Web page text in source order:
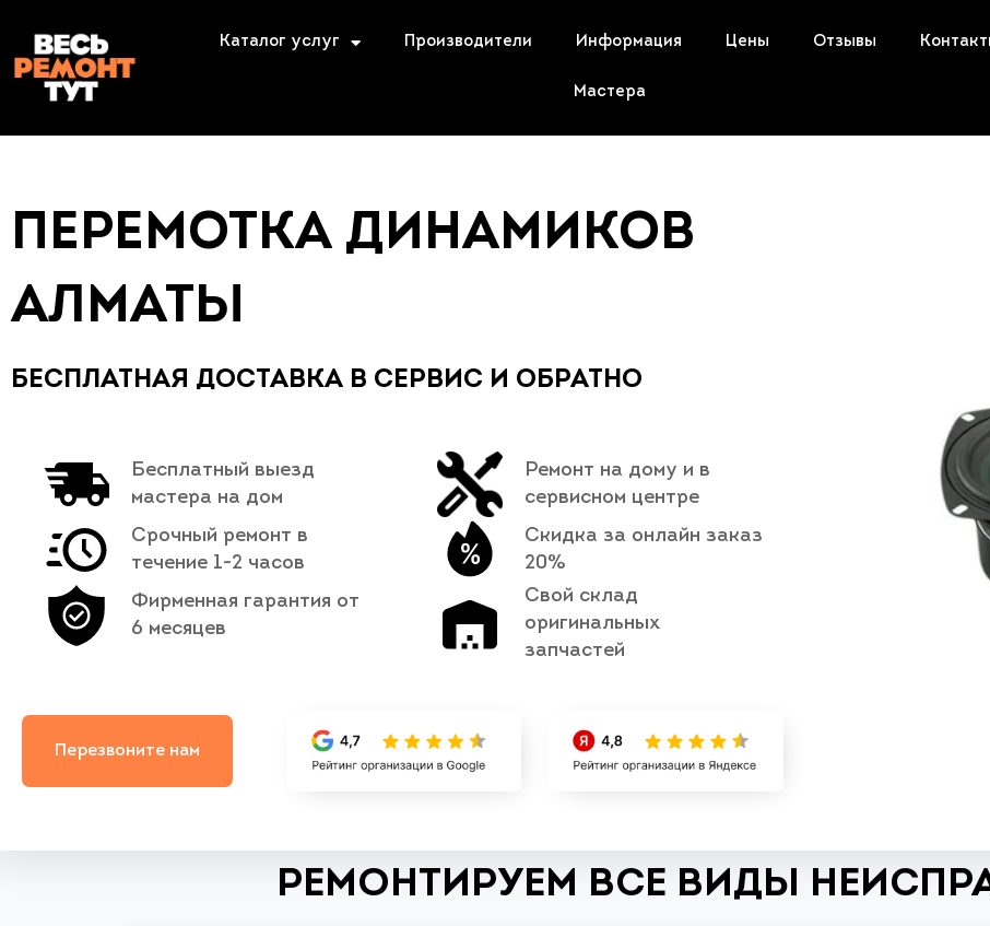
Каталог услуг Производители Информация Цены Отзывы
Мастера
ПЕРЕМОТКА ДИНАМИКОВ
АЛМАТЫ
БЕСПЛАТНАЯ ДОСТАВКА В СЕРВИС И ОБРАТНО
Бесплатный выезд
мастера на дом
Срочный ремонт в
течение 1-2 часов
Фирменная гарантия от
6 месяцев
Ремонт на дому и в
сервисном центре
Скидка за онлайн заказ
20%
Свой склад
оригинальных
запчастей
Перезвоните нам
РЕМОНТИРУЕМ ВСЕ ВИДЫ